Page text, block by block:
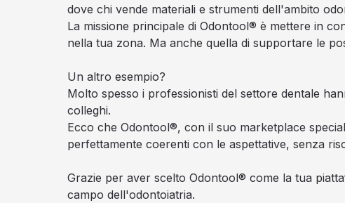
dove chi vende materiali e strumenti dell'ambito
La missione principale di Odontool® è mettere in
nella tua zona. Ma anche quella di supportare le
Un altro esempio?
Molto spesso i professionisti del settore dentale
colleghi.
Ecco che Odontool®, con il suo marketplace
perfettamente coerenti con le aspettative, senza
Grazie per aver scelto Odontool® come la tua
campo dell'odontoiatria.